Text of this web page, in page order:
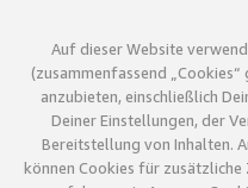
Auf dieser Website
(zusammenfassend
anzubieten, einschließlich
Deiner Einstellungen, der
Bereitstellung von Inhalten.
können Cookies für